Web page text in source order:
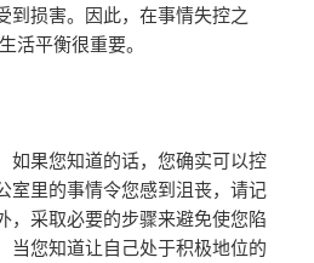
到损害。因此，在事情失控之
活平衡很重要。
如果您知道的话，您确实可以控
室里的事情令您感到沮丧，请记
，采取必要的步骤来避免使您陷
当您知道让自己处于积极地位的